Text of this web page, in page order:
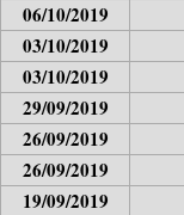
06/10/2019
03/10/2019
03/10/2019
29/09/2019
26/09/2019
26/09/2019
19/09/2019